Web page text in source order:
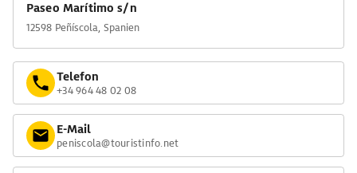
Paseo Marítimo s/n
12598 Peñíscola, Spanien
Telefon
+34 964 48 02 08
E-Mail
peniscola@touristinfo.net